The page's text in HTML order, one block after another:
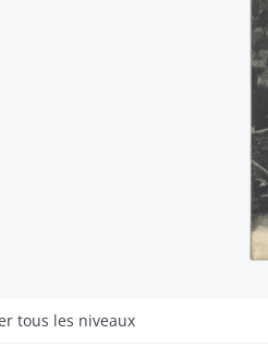
tous les niveaux